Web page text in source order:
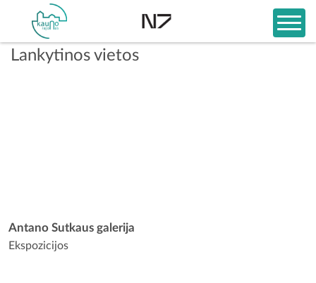
Lankytinos vietos
Antano Sutkaus galerija
Ekspozicijos